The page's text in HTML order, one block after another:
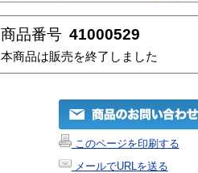
商品番号 41000529
本商品は販売を終了しました
このページを印刷する
メールでURLを送る